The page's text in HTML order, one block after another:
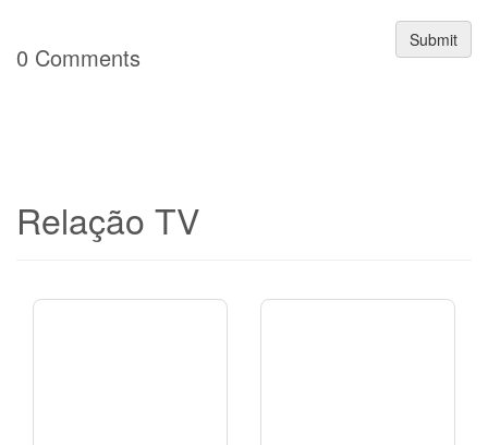
Submit
0 Comments
Relação TV